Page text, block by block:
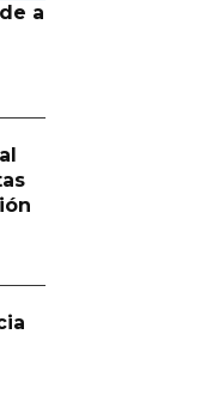
a